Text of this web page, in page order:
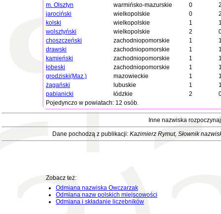
m. Olsztyn
warmińsko-mazurskie 0
jarociński
wielkopolskie 0
kolski
wielkopolskie 1
wolsztyński
wielkopolskie 2
choszczeński
zachodniopomorskie 1
drawski
zachodniopomorskie 1
kamieński
zachodniopomorskie 1
łobeski
zachodniopomorskie 1
grodziski(Maz.)
mazowieckie 1
żagański
lubuskie 1
pabianicki
łódzkie 2
Pojedynczo w powiatach: 12 osób.
Inne nazwiska
Dane pochodzą z publikacji: Kazimierz Rymut, Słownik
Zobacz też:
Odmiana nazwiska Owczarzak
Odmiana nazw polskich miejscowości
Odmiana i składanie liczebników